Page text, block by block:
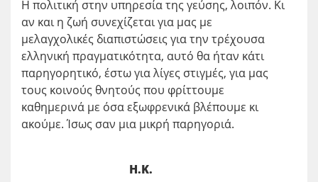
Η πολιτική στην υπηρεσία της γεύσης, λοιπόν. Κι
αν και η ζωή συνεχίζεται για μας με
μελαγχολικές διαπιστώσεις για την τρέχουσα
ελληνική πραγματικότητα, αυτό θα ήταν κάτι
παρηγορητικό, έστω για λίγες στιγμές, για μας
τους κοινούς θνητούς που φρίττουμε
καθημερινά με όσα εξωφρενικά βλέπουμε κι
ακούμε. Ίσως σαν μια μικρή παρηγοριά.
Η.Κ.